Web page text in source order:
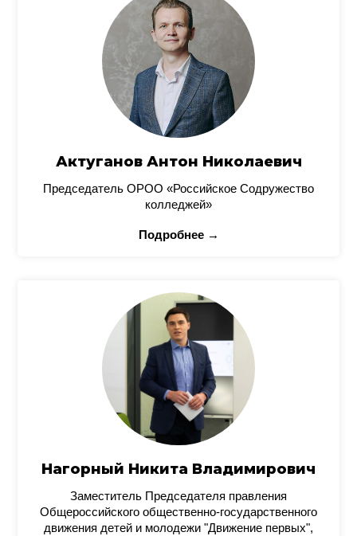
Актуганов Антон Николаевич
Председатель ОРОО «Российское Содружество
колледжей»
Подробнее →
Нагорный Никита Владимирович
Заместитель Председателя правления
Общероссийского общественно-государственного
движения детей и молодежи "Движение первых",